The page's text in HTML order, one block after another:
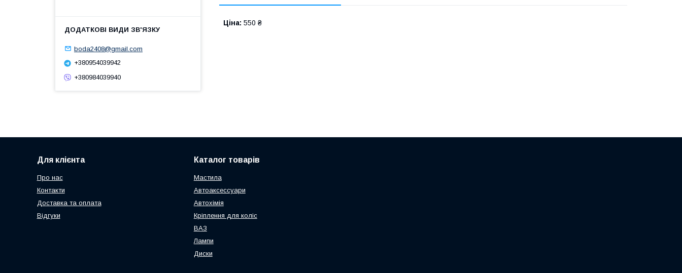
Ціна: 550 ₴
boda2408@gmail.com
+380954039942
+380984039940
Для клієнта
Про нас
Контакти
Доставка та оплата
Відгуки
Каталог товарів
Мастила
Автоаксессуари
Автохімія
Кріплення для коліс
ВАЗ
Лампи
Диски